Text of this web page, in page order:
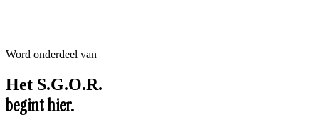
Word onderdeel van
Het S.G.O.R.
begint hier.